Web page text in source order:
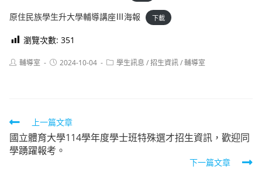
原住民族學生升大學輔導講座Ⅲ海報 下載
瀏覽次數: 351
Post輔導室
Post2024-10-04
Post學生訊息 /招生資訊/輔導室
Read
more
articles
上一篇文章
國立體育大學114學年度學士班特殊選才招生資訊，歡迎同
學踴躍報考。
下一篇文章